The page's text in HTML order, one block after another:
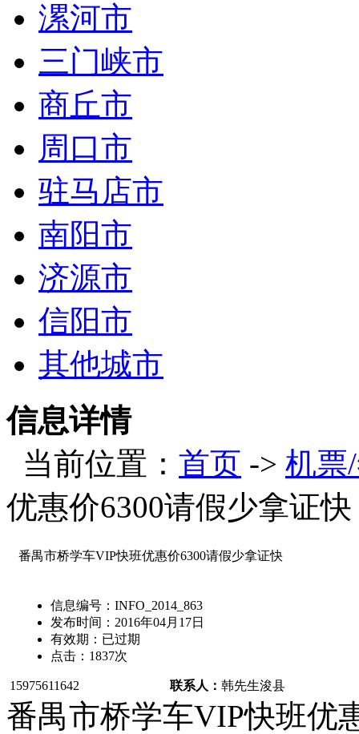
漯河市
三门峡市
商丘市
周口市
驻马店市
南阳市
济源市
信阳市
其他城市
信息详情
当前位置： 首页 -> 机票
优惠价6300请假少拿证快
番禺市桥学车VIP快班优惠价6300请假少拿证快
信息编号： INFO_2014_863
发布时间： 2016年04月17日
有效期： 已过期
点击： 1837次
15975611642 联系人： 韩先生浚县
番禺市桥学车VIP快班优